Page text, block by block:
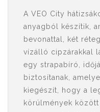
A VEO City
anyagból készítik,
bevonattal, két
vízálló cipzárakkal
egy strapabíró,
biztosítanak,
kiegészít, hogy a
körülmények